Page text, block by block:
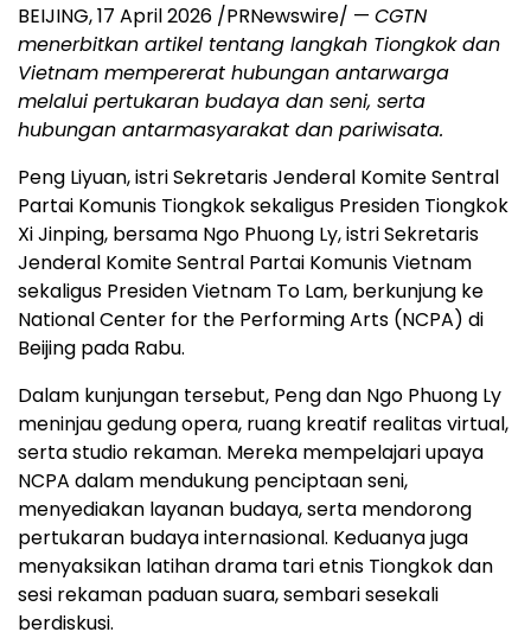
BEIJING,17 April 2026 /PRNewswire/ — CGTN
menerbitkan artikel tentang langkah Tiongkok dan
Vietnam mempererat hubungan antarwarga
melalui pertukaran budaya dan seni, serta
hubungan antarmasyarakat dan pariwisata.
Peng Liyuan, istri Sekretaris Jenderal Komite Sentral
Partai Komunis Tiongkok sekaligus Presiden Tiongkok
Xi Jinping, bersama Ngo Phuong Ly, istri Sekretaris
Jenderal Komite Sentral Partai Komunis Vietnam
sekaligus Presiden Vietnam To Lam, berkunjung ke
National Center for the Performing Arts (NCPA) di
Beijing pada Rabu.
Dalam kunjungan tersebut, Peng dan Ngo Phuong Ly
meninjau gedung opera, ruang kreatif realitas virtual,
serta studio rekaman. Mereka mempelajari upaya
NCPA dalam mendukung penciptaan seni,
menyediakan layanan budaya, serta mendorong
pertukaran budaya internasional. Keduanya juga
menyaksikan latihan drama tari etnis Tiongkok dan
sesi rekaman paduan suara, sembari sesekali
berdiskusi.